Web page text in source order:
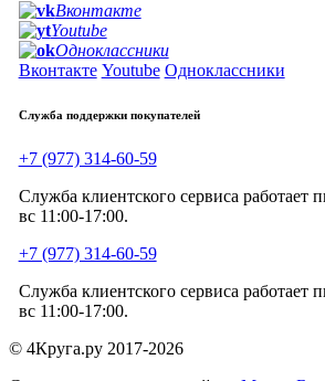
Вконтакте
Youtube
Одноклассники
Вконтакте Youtube Одноклассники
Служба поддержки покупателей
+7 (977) 314-60-59
Служба клиентского сервиса работает
вс 11:00-17:00.
+7 (977) 314-60-59
Служба клиентского сервиса работает
вс 11:00-17:00.
© 4Круга.ру 2017-2026